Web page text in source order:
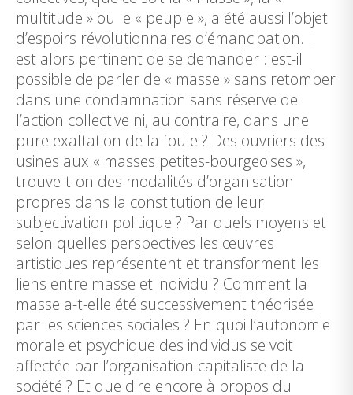
multitude » ou le « peuple », a été aussi l’objet
d’espoirs révolutionnaires d’émancipation. Il
est alors pertinent de se demander : est-il
possible de parler de « masse » sans retomber
dans une condamnation sans réserve de
l’action collective ni, au contraire, dans une
pure exaltation de la foule ? Des ouvriers des
usines aux « masses petites-bourgeoises »,
trouve-t-on des modalités d’organisation
propres dans la constitution de leur
subjectivation politique ? Par quels moyens et
selon quelles perspectives les œuvres
artistiques représentent et transforment les
liens entre masse et individu ? Comment la
masse a-t-elle été successivement théorisée
par les sciences sociales ? En quoi l’autonomie
morale et psychique des individus se voit
affectée par l’organisation capitaliste de la
société ? Et que dire encore à propos du